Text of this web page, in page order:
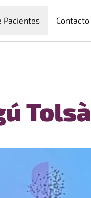
Pacientes Contacto
Tolsà